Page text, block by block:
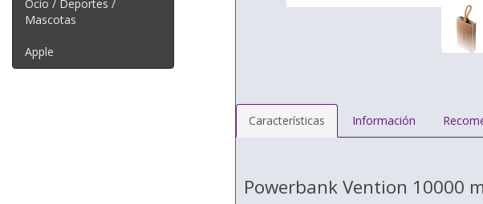
Ocio / Deportes /
Mascotas
Apple
Características Información
Powerbank Vention 10000